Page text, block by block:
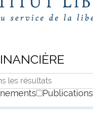
Publications